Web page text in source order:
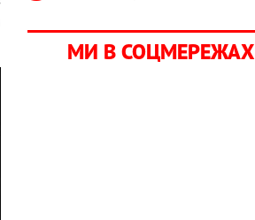
МИ В СОЦМЕРЕЖАХ